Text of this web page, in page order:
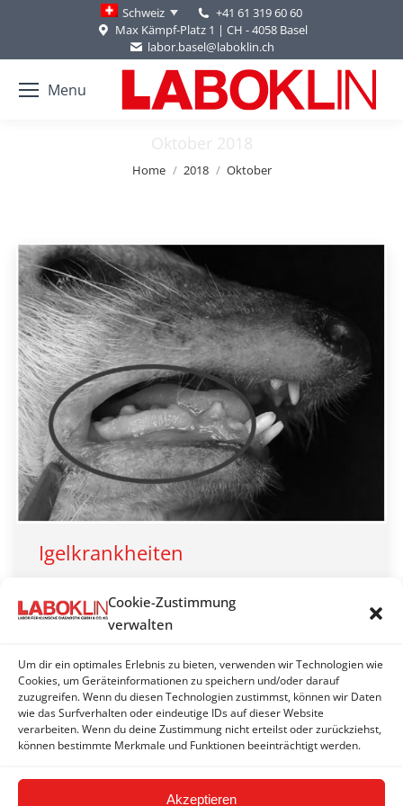
Cookie-Zustimmung
verwalten
Um dir ein optimales Erlebnis zu bieten, verwenden wir Technologien wie
Cookies, um Geräteinformationen zu speichern und/oder darauf
zuzugreifen. Wenn du diesen Technologien zustimmst, können wir Daten
wie das Surfverhalten oder eindeutige IDs auf dieser Website
verarbeiten. Wenn du deine Zustimmung nicht erteilst oder zurückziehst,
können bestimmte Merkmale und Funktionen beeinträchtigt werden.
Akzeptieren
Schweiz
+41 61 319 60 60
Max Kämpf-Platz 1 | CH - 4058 Basel
labor.basel@laboklin.ch
Menu
Oktober 2018
You are here:
Home 2018 Oktober
Igelkrankheiten
ByLABOKLIN | Bad Kissingen 19. Oktober 2018
wieder außergewöhnliche Patienten: Von Frühling
bis Herbst werden gelegentlich Wildigel
(Europäische Braunbrustigel, Erinaceus europaeus)
in der Tierarztpraxis vorgestellt.